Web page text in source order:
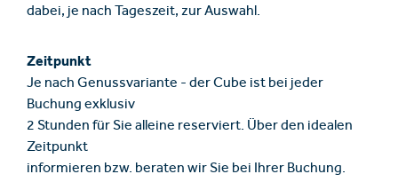
info@serfaus-fiss-ladis.at
dabei, je nach Tageszeit, zur Auswahl.
Zeitpunkt
Je nach Genussvariante - der Cube ist bei jeder
Buchung exklusiv
2 Stunden für Sie alleine reserviert. Über den idealen
Zeitpunkt
informieren bzw. beraten wir Sie bei Ihrer Buchung.